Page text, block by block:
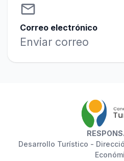
email
Correo electrónico
Enviar correo
Desarrollo Turístico -